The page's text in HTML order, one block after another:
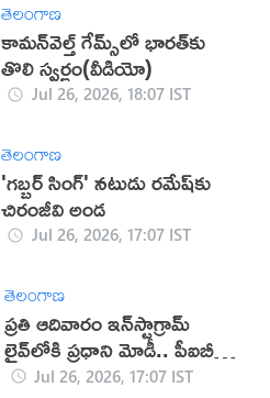
తెలంగాణ
కామన్‌వెల్త్ గేమ్స్‌లో భారత్‌కు
తొలి స్వర్ణం(వీడియో)
Jul 26, 2026, 18:07 IST
తెలంగాణ
'గబ్బర్ సింగ్' నటుడు రమేష్‌కు
చిరంజీవి అండ
Jul 26, 2026, 17:07 IST
తెలంగాణ
ప్రతి ఆదివారం ఇన్‌స్టాగ్రామ్
లైవ్‌లోకి ప్రధాని మోడీ.. పీఐబీ
క్లారిటీ ఇదే!
Jul 26, 2026, 17:07 IST